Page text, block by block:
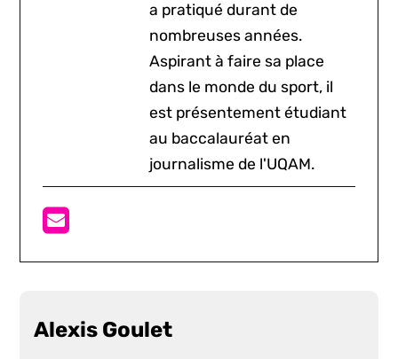
a pratiqué durant de
nombreuses années.
Aspirant à faire sa place
dans le monde du sport, il
est présentement étudiant
au baccalauréat en
journalisme de l'UQAM.
Alexis Goulet